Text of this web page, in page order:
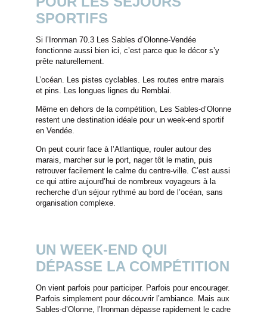
SPORTIFS
Si l’Ironman 70.3 Les Sables d’Olonne-Vendée
fonctionne aussi bien ici, c’est parce que le décor s’y
prête naturellement.
L’océan. Les pistes cyclables. Les routes entre marais
et pins. Les longues lignes du Remblai.
Même en dehors de la compétition, Les Sables-d’Olonne
restent une destination idéale pour un week-end sportif
en Vendée.
On peut courir face à l’Atlantique, rouler autour des
marais, marcher sur le port, nager tôt le matin, puis
retrouver facilement le calme du centre-ville. C’est aussi
ce qui attire aujourd’hui de nombreux voyageurs à la
recherche d’un séjour rythmé au bord de l’océan, sans
organisation complexe.
UN WEEK-END QUI
DÉPASSE LA COMPÉTITION
On vient parfois pour participer. Parfois pour encourager.
Parfois simplement pour découvrir l’ambiance. Mais aux
Sables-d’Olonne, l’Ironman dépasse rapidement le cadre
RÉSERVER
HÔTEL
PRIVATISATION